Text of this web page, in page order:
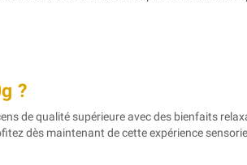
?
de qualité supérieure avec des bienfaits
dès maintenant de cette expérience